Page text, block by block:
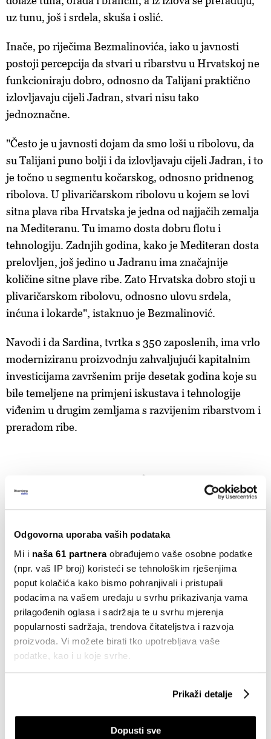
Odgovorna uporaba vaših podataka
Mi i naša 61 partneraobrađujemo vaše osobne podatke
(npr. vaš IP broj) koristeći se tehnološkim rješenjima
poput kolačića kako bismo pohranjivali i pristupali
podacima na vašem uređaju u svrhu prikazivanja vama
prilagođenih oglasa i sadržaja te u svrhu mjerenja
popularnosti sadržaja, trendova čitateljstva i razvoja
proizvoda. Vi možete birati tko upotrebljava vaše
podatke, kao i u koje svrhe.
Prikupljati podatke o vašoj geografskoj lokaciji,
koji mogu biti precizni do radijusa od nekoliko metara
Prepoznati vaš uređaj tako što ćemo aktivno
Prikaži detalje
Dopusti sve
uz tunu, još i srdela, skuša i oslić.
Inače, po riječima Bezmalinovića, iako u javnosti
postoji percepcija da stvari u ribarstvu u Hrvatskoj ne
funkcioniraju dobro, odnosno da Talijani praktično
izlovljavaju cijeli Jadran, stvari nisu tako
jednoznačne.
"Često je u javnosti dojam da smo loši u ribolovu, da
su Talijani puno bolji i da izlovljavaju cijeli Jadran, i to
je točno u segmentu kočarskog, odnosno pridnenog
ribolova. U plivaričarskom ribolovu u kojem se lovi
sitna plava riba Hrvatska je jedna od najjačih zemalja
na Mediteranu. Tu imamo dosta dobru flotu i
tehnologiju. Zadnjih godina, kako je Mediteran dosta
prelovljen, još jedino u Jadranu ima značajnije
količine sitne plave ribe. Zato Hrvatska dobro stoji u
plivaričarskom ribolovu, odnosno ulovu srdela,
inćuna i lokarde", istaknuo je Bezmalinović.
Navodi i da Sardina, tvrtka s 350 zaposlenih, ima vrlo
moderniziranu proizvodnju zahvaljujući kapitalnim
investicijama završenim prije desetak godina koje su
bile temeljene na primjeni iskustava i tehnologije
viđenim u drugim zemljama s razvijenim ribarstvom i
preradom ribe.
ciklusa, odnosno najbitnije stavke u vidu proizvodnih
koncesija i licenci, tako da im trenutačne licence
osiguravaju proizvodnju 1400 tona tune, po 600 tona
orade i brancina te kapacitet tvornice konzervi i
pašteta. "Mislimo da je to optimum", kaže
Bezmalinović i dodaje da se sada radi na manjim
Ipak ga pomalo brine razvoj situacije u smislu zaštite